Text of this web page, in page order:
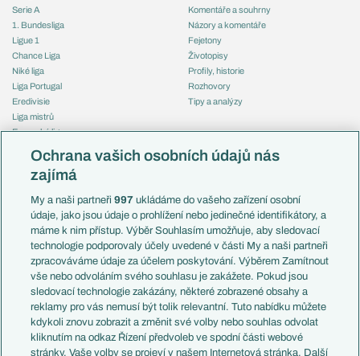
Serie A
1. Bundesliga
Ligue 1
Chance Liga
Niké liga
Liga Portugal
Eredivisie
Liga mistrů
Evropská liga
Mistrovství světa
Liga národů
Témata
Představení týmů MS
EuroSkauting
PL v kostce
Evropské koeficienty
Přestupy
Přestupové spekulace
Zranění
Kluby
Komentáře a souhrny
Názory a komentáře
Fejetony
Životopisy
Profily, historie
Rozhovory
Tipy a analýzy
Česko
Francie
Itálie
Německo
Španělsko
Argentina
Brazílie
Přestupy
Zápasy
Livescore
Ochrana vašich osobních údajů nás
zajímá
My a naši partneři997 ukládáme do vašeho zařízení osobní
údaje, jako jsou údaje o prohlížení nebo jedinečné identifikátory, a
máme k nim přístup. Výběr Souhlasím umožňuje, aby sledovací
technologie podporovaly účely uvedené v části My a naši partneři
zpracováváme údaje za účelem poskytování. Výběrem Zamítnout
vše nebo odvoláním svého souhlasu je zakážete. Pokud jsou
sledovací technologie zakázány, některé zobrazené obsahy a
reklamy pro vás nemusí být tolik relevantní. Tuto nabídku můžete
kdykoli znovu zobrazit a změnit své volby nebo souhlas odvolat
kliknutím na odkaz Řízení předvoleb ve spodní části webové
stránky. Vaše volby se projeví v našem Internetová stránka. Další